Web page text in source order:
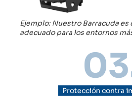
Ejemplo: Nuestro Barracuda es
adecuado para los entornos
Protección contra